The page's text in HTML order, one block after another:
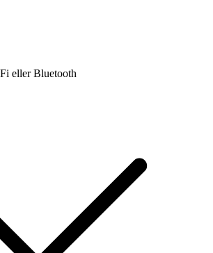
eller Bluetooth